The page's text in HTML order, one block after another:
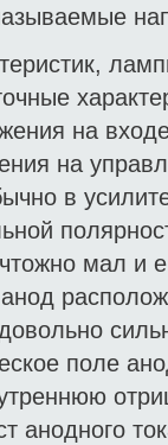
на
на
в
мал и
поле
анодного